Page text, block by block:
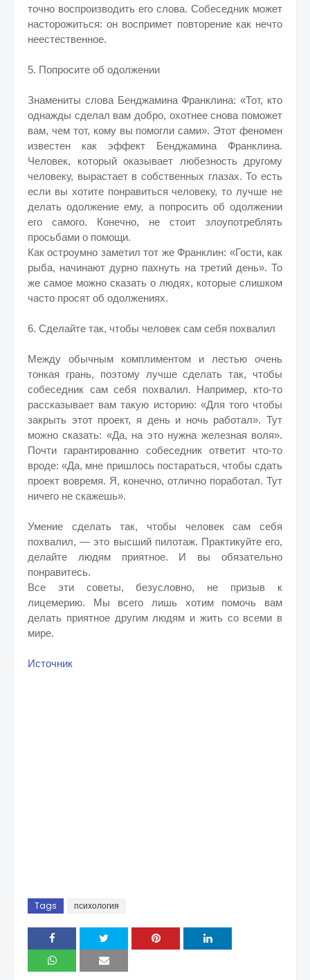
точно воспроизводить его слова. Собеседник может
насторожиться: он воспримет повторение как нечто
неестественное.
5. Попросите об одолжении
Знамениты слова Бенджамина Франклина: «Тот, кто
однажды сделал вам добро, охотнее снова поможет
вам, чем тот, кому вы помогли сами». Этот феномен
известен как эффект Бенджамина Франклина.
Человек, который оказывает любезность другому
человеку, вырастает в собственных глазах. То есть
если вы хотите понравиться человеку, то лучше не
делать одолжение ему, а попросить об одолжении
его самого. Конечно, не стоит злоупотреблять
просьбами о помощи.
Как остроумно заметил тот же Франклин: «Гости, как
рыба, начинают дурно пахнуть на третий день». То
же самое можно сказать о людях, которые слишком
часто просят об одолжениях.
6. Сделайте так, чтобы человек сам себя похвалил
Между обычным комплиментом и лестью очень
тонкая грань, поэтому лучше сделать так, чтобы
собеседник сам себя похвалил. Например, кто-то
рассказывает вам такую историю: «Для того чтобы
закрыть этот проект, я день и ночь работал». Тут
можно сказать: «Да, на это нужна железная воля».
Почти гарантированно собеседник ответит что-то
вроде: «Да, мне пришлось постараться, чтобы сдать
проект вовремя. Я, конечно, отлично поработал. Тут
ничего не скажешь».
Умение сделать так, чтобы человек сам себя
похвалил, — это высший пилотаж. Практикуйте его,
делайте людям приятное. И вы обязательно
понравитесь.
Все эти советы, безусловно, не призыв к
лицемерию. Мы всего лишь хотим помочь вам
делать приятное другим людям и жить со всеми в
мире.
Источник
Tags психология